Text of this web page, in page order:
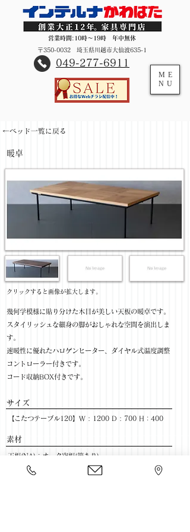
営業時間:10時～19時 年中無休
〒350-0032 埼玉県川越市大仙波635-1
​049-277-6911
ME
NU
←ベッド一覧に戻る
暖卓
​クリックすると画像が拡大します。
幾何学模様に貼り分けた木目が美しい天板の暖卓です。
スタイリッシュな細身の脚がおしゃれな空間を演出しま
す。
速暖性に優れたハロゲンヒーター、ダイヤル式温度調整
コントローラー付きです。
コード収納BOX付きです。
サイズ
【こたつテーブル120】W : 1200 D : 700 H：400
​素材
天板(NA)：オーク突板(節あり)
天板(BR)：ウォールナット突板